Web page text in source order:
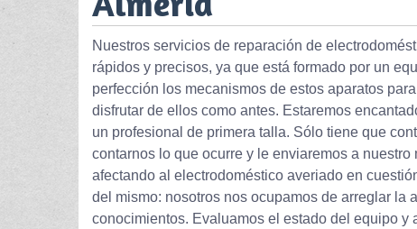
Nuestros servicios de reparación de
rápidos y precisos, ya que está formado por un
perfección los mecanismos de estos aparatos
disfrutar de ellos como antes. Estaremos
un profesional de primera talla. Sólo tiene que
contarnos lo que ocurre y le enviaremos a
afectando al electrodoméstico averiado en
del mismo: nosotros nos ocupamos de arreglar la
conocimientos. Evaluamos el estado del equipo y